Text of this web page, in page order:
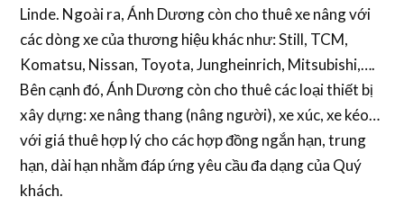
Linde. Ngoài ra, Ánh Dương còn cho thuê xe nâng với
các dòng xe của thương hiệu khác như: Still, TCM,
Komatsu, Nissan, Toyota, Jungheinrich, Mitsubishi,….
Bên cạnh đó, Ánh Dương còn cho thuê các loại thiết bị
xây dựng: xe nâng thang (nâng người), xe xúc, xe kéo…
với giá thuê hợp lý cho các hợp đồng ngắn hạn, trung
hạn, dài hạn nhằm đáp ứng yêu cầu đa dạng của Quý
khách.